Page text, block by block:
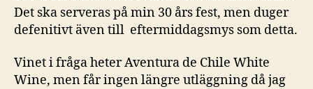
Det ska serveras på min 30 års fest, men duger
defenitivt även till eftermiddagsmys som detta.
Vinet i fråga heter Aventura de Chile White
Wine, men får ingen längre utläggning då jag